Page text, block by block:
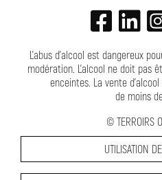
L'abus d'alcool est dangereux
modération. L’alcool ne doit pas
enceintes. La vente
de moins
© TERROIRS
UTILISATION